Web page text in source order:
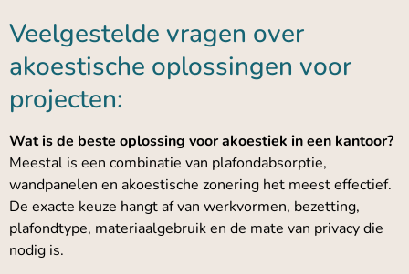
Veelgestelde vragen over
akoestische oplossingen voor
projecten:
Wat is de beste oplossing voor akoestiek in een kantoor?
Meestal is een combinatie van plafondabsorptie,
wandpanelen en akoestische zonering het meest effectief.
De exacte keuze hangt af van werkvormen, bezetting,
plafondtype, materiaalgebruik en de mate van privacy die
nodig is.